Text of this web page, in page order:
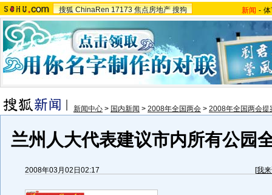
搜狐 ChinaRen 17173 焦点房地产 搜狗 新闻 -
新闻中心 > 国内新闻 > 2008年全国两会 > 2008年全国两会提
兰州人大代表建议市内所有公园
2008年03月02日02:17 [我